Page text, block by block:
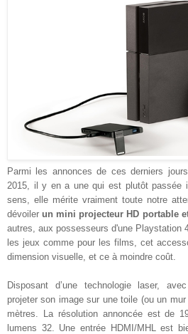
Parmi les annonces de ces derniers
2015, il y en a une qui est plutôt passée
sens, elle mérite vraiment toute notre
dévoilerun mini projecteur HD portable
autres, aux possesseurs d'une Playstation
les jeux comme pour les films, cet
dimension visuelle, et ce à moindre coût.
Disposant d’une technologie laser,
projeter son image sur une toile (ou un
mètres. La résolution annoncée est de
lumens 32. Une entrée HDMI/MHL est